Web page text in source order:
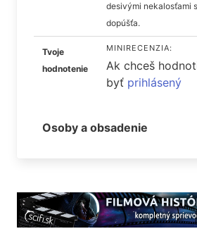
desivými nekalosťami
dopúšťa.
Tvoje
hodnotenie
MINIRECENZIA:
Ak chceš
byť prihlásený
Osoby a obsadenie